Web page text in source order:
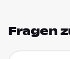
Fragen